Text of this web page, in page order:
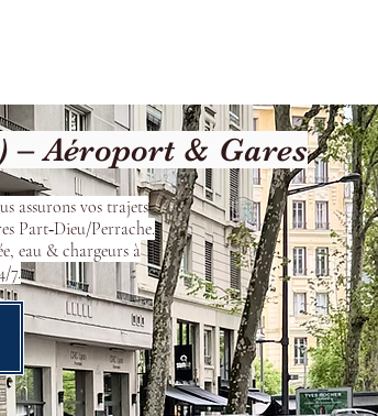
– Aéroport & Gares
assurons vos trajets
Part‑Dieu/Perrache.
eau & chargeurs à
7.